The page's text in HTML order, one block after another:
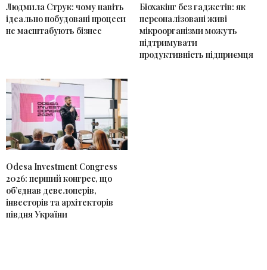
Людмила Струк: чому навіть
ідеально побудовані процеси
не масштабують бізнес
Біохакінг без гаджетів: як
персоналізовані живі
мікроорганізми можуть
підтримувати
продуктивність підприємця
Odesa Investment Congress
2026: перший конгрес, що
об’єднав девелоперів,
інвесторів та архітекторів
півдня України